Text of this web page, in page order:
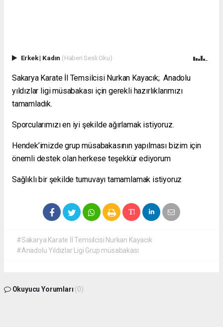
Erkek| Kadın (Haberi Sesli Oku)
Sakarya Karate İl Temsilcisi Nurkan Kayacık; Anadolu
yıldızlar ligi müsabakası için gerekli hazırlıklarımızı
tamamladık.
Sporcularımızı en iyi şekilde ağırlamak istiyoruz.
Hendek’imizde grup müsabakasının yapılması bizim için
önemli destek olan herkese teşekkür ediyorum
Sağlıklı bir şekilde turnuvayı tamamlamak istiyoruz
#Sakarya Karate İl Temsilcisi Nurkan Kayacık
#Anadolu Yıldızlar Ligi Grup müsabakası
Okuyucu Yorumları (0)